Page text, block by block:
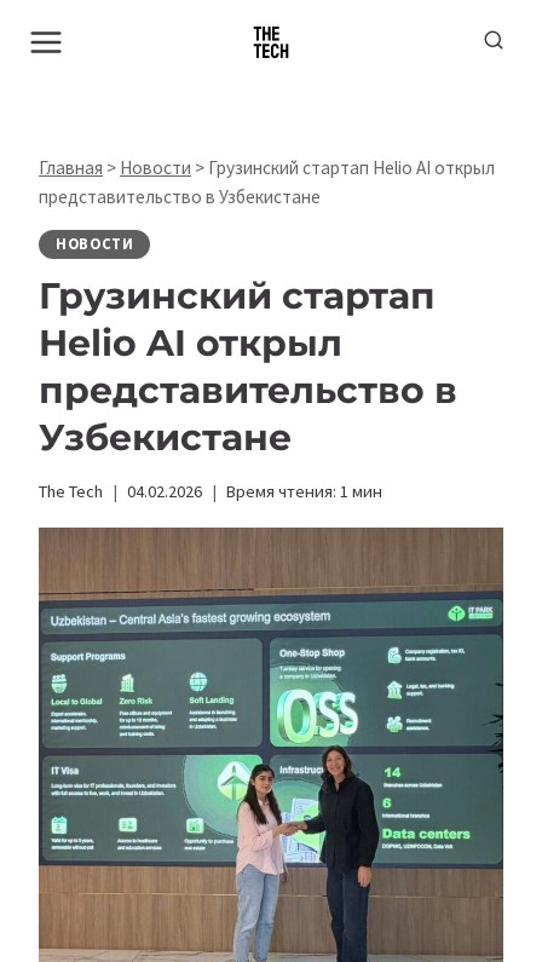
Главная > Новости > Грузинский стартап Helio AI открыл
представительство в Узбекистане
НОВОСТИ
Грузинский стартап
Helio AI открыл
представительство в
Узбекистане
The Tech 04.02.2026 Время чтения: 1 мин